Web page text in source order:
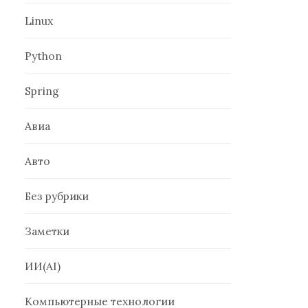
Linux
Python
Spring
Авиа
Авто
Без рубрики
Заметки
ИИ(AI)
Компьютерные технологии